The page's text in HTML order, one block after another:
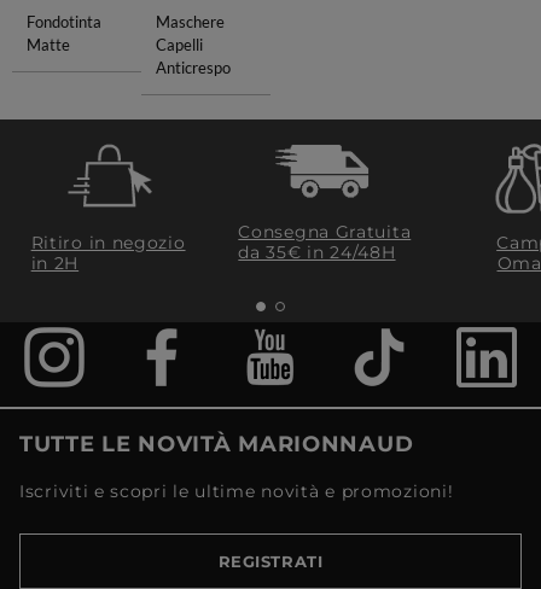
Fondotinta
Matte
Maschere
Capelli
Anticrespo
Ritiro in negozio
in 2H
Consegna Gratuita
da 35€​ in 24/48H
TUTTE LE NOVITÀ MARIONNAUD
Iscriviti e scopri le ultime novità e promozioni!
REGISTRATI